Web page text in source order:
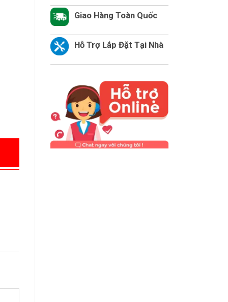
Giao Hàng Toàn Quốc
Hỗ Trợ Lắp Đặt Tại Nhà